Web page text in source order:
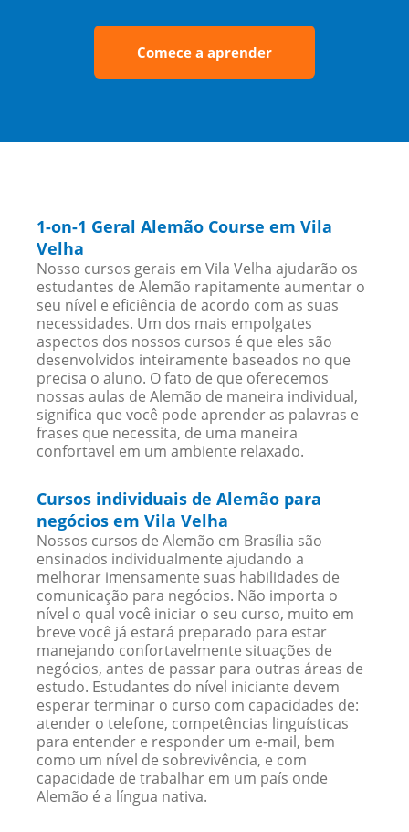
Comece a aprender
1-on-1 Geral Alemão Course em Vila
Velha
Nosso cursos gerais em Vila Velha ajudarão os
estudantes de Alemão rapitamente aumentar o
seu nível e eficiência de acordo com as suas
necessidades. Um dos mais empolgates
aspectos dos nossos cursos é que eles são
desenvolvidos inteiramente baseados no que
precisa o aluno. O fato de que oferecemos
nossas aulas de Alemão de maneira individual,
significa que você pode aprender as palavras e
frases que necessita, de uma maneira
confortavel em um ambiente relaxado.
Cursos individuais de Alemão para
negócios em Vila Velha
Nossos cursos de Alemão em Brasília são
ensinados individualmente ajudando a
melhorar imensamente suas habilidades de
comunicação para negócios. Não importa o
nível o qual você iniciar o seu curso, muito em
breve você já estará preparado para estar
manejando confortavelmente situações de
negócios, antes de passar para outras áreas de
estudo. Estudantes do nível iniciante devem
esperar terminar o curso com capacidades de:
atender o telefone, competências linguísticas
para entender e responder um e-mail, bem
como um nível de sobrevivência, e com
capacidade de trabalhar em um país onde
Alemão é a língua nativa.